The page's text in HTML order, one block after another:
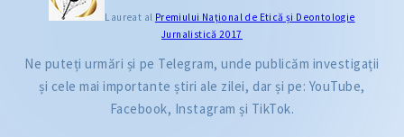
Laureat al Premiului Naţional de Etică și Deontologie
Jurnalistică 2017
Ne puteți urmări și pe Telegram, unde publicăm investigații
și cele mai importante știri ale zilei, dar și pe: YouTube,
Facebook, Instagram și TikTok.